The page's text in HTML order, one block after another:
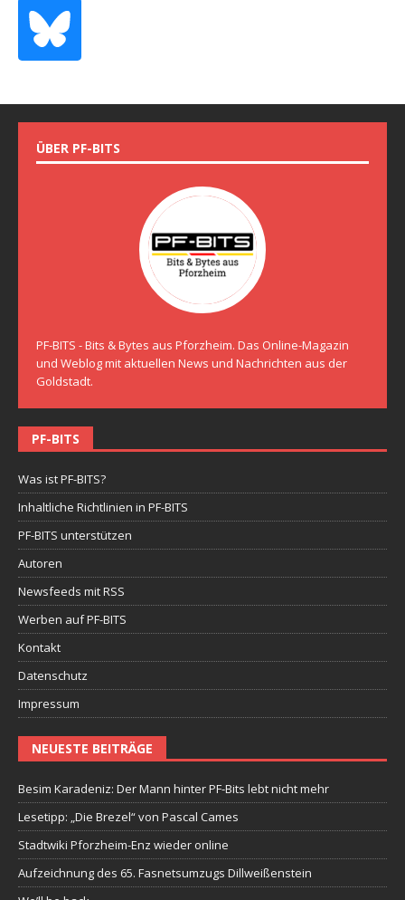
ÜBER PF-BITS
PF-BITS - Bits & Bytes aus Pforzheim. Das Online-Magazin
und Weblog mit aktuellen News und Nachrichten aus der
Goldstadt.
PF-BITS
Was ist PF-BITS?
Inhaltliche Richtlinien in PF-BITS
PF-BITS unterstützen
Autoren
Newsfeeds mit RSS
Werben auf PF-BITS
Kontakt
Datenschutz
Impressum
NEUESTE BEITRÄGE
Besim Karadeniz: Der Mann hinter PF-Bits lebt nicht mehr
Lesetipp: „Die Brezel“ von Pascal Cames
Stadtwiki Pforzheim-Enz wieder online
Aufzeichnung des 65. Fasnetsumzugs Dillweißenstein